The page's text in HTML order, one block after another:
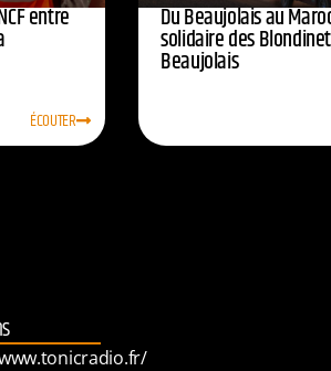
entre
ÉCOUTER
Du Beaujolais au
solidaire des
Beaujolais